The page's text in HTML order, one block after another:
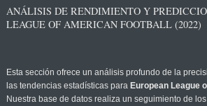
ANÁLISIS DE RENDIMIENTO Y
LEAGUE OF AMERICAN FOOTBALL (2022)
Esta sección ofrece un análisis profundo de la
las tendencias estadísticas para European League
Nuestra base de datos realiza un seguimiento de